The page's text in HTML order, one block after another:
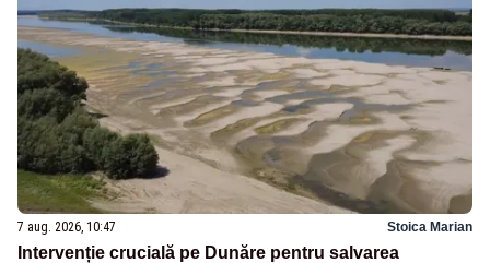
7 aug. 2026, 10:47 Stoica Marian
Intervenție crucială pe Dunăre pentru salvarea